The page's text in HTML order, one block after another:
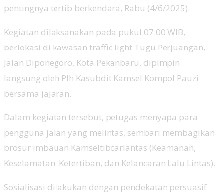
pentingnya tertib berkendara, Rabu (4/6/2025).
Kegiatan dilaksanakan pada pukul 07.00 WIB,
berlokasi di kawasan traffic light Tugu Perjuangan,
Jalan Diponegoro, Kota Pekanbaru, dipimpin
langsung oleh Plh Kasubdit Kamsel Kompol Pauzi
bersama jajaran.
Dalam kegiatan tersebut, petugas menyapa para
pengguna jalan yang melintas, sembari membagikan
brosur imbauan Kamseltibcarlantas (Keamanan,
Keselamatan, Ketertiban, dan Kelancaran Lalu Lintas).
Sosialisasi dilakukan dengan pendekatan persuasif